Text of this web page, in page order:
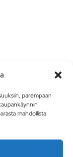
parempaan
mahdollista